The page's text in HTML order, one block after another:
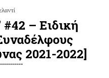
#42 – Ειδική
2021-2022]